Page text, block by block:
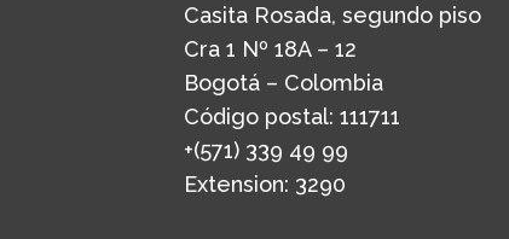
Casita Rosada, segundo piso
Cra 1 Nº 18A – 12
Bogotá – Colombia
Código postal: 111711
+(571) 339 49 99
Extension: 3290